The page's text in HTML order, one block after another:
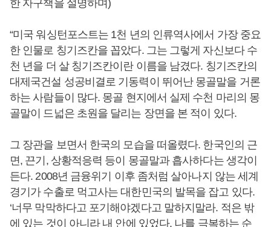
한 자구책을 설명하며)
“미국 워싱턴포스트는 1천 년의 인류역사에서 가장 중요
한 인물로 칭기즈칸을 꼽았다. 그는 그렇게 자신보다 수
천 년을 더 살 칭기즈칸이란 이름을 남겼다. 칭기즈칸의
대제국건설 성공비결로 기동력이 뛰어난 몽골말을 거론
하는 사람들이 많다. 몽골 현지에서 실제 수천 마리의 몽
골말이 드넓은 초원을 달리는 장면을 본 적이 있다.
그 장관을 보면서 한국의 모습을 떠올렸다. 한국인의 근
면, 끈기, 상황적응력 등이 몽골말과 흡사하다는 생각이
든다. 2008년 금융위기 이후 좀처럼 살아나지 않는 세계
경기가 수출로 먹고사는 대한민국의 발목을 잡고 있다.
‘너무 막막하다고 포기해야겠다고 말하지말라. 적은 밖
에 있는 것이 아니라 내 안에 있었다. 나를 극복하는 순